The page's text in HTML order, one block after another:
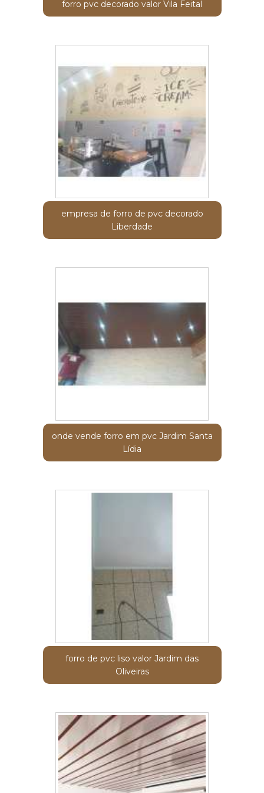
forro pvc decorado valor Vila Feital
empresa de forro de pvc decorado
Liberdade
onde vende forro em pvc Jardim Santa
Lídia
forro de pvc liso valor Jardim das
Oliveiras